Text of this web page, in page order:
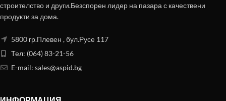
строителство и други.Безспорен лидер на пазара с качествени
продукти за дома.
5800 гр.Плевен , бул.Русе 117
Тел: (064) 83-21-56
E-mail: sales@aspid.bg